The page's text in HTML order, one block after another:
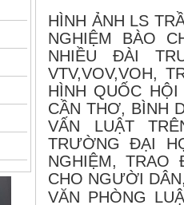
HÌNH ẢNH LS
NGHIỆM BÀO
NHIỀU ĐÀI
VTV,VOV,VOH,
HÌNH QUỐC
CẦN THƠ, BÌNH
VẤN LUẬT
TRƯỜNG ĐẠI
NGHIỆM,
CHO NGƯỜI
VĂN PHÒNG